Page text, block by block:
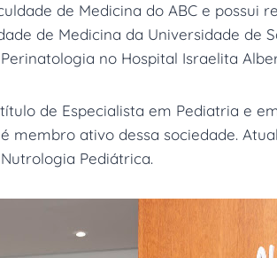
de Medicina do ABC e possui
de Medicina da Universidade de
no Hospital Israelita
de Especialista em Pediatria e
membro ativo dessa sociedade.
Pediátrica.